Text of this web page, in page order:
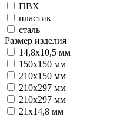
ПВX
пластик
сталь
Размер изделия
14,8x10,5 мм
150х150 мм
210x150 мм
210x297 мм
210х297 мм
21x14,8 мм